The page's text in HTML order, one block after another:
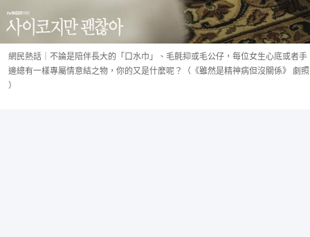
網民熱話｜不論是陪伴長大的「口水巾」、毛氈抑或毛公仔，每位女生心底或者手
邊總有一樣專屬情意結之物，你的又是什麼呢？（《雖然是精神病但沒關係》 劇照
）